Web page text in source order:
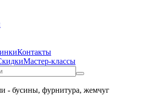
Контакты
Мастер-классы
- бусины, фурнитура, жемчуг